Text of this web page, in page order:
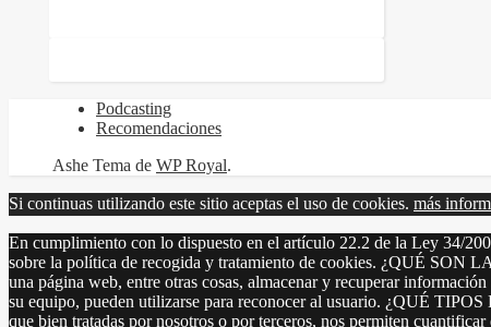
Podcasting
Recomendaciones
Ashe Tema de WP Royal.
Si continuas utilizando este sitio aceptas el uso de cookies. más
En cumplimiento con lo dispuesto en el artículo 22.2 de la Ley 34/
sobre la política de recogida y tratamiento de cookies. ¿QUÉ SON
una página web, entre otras cosas, almacenar y recuperar
su equipo, pueden utilizarse para reconocer al usuario. ¿QUÉ
que bien tratadas por nosotros o por terceros, nos permiten